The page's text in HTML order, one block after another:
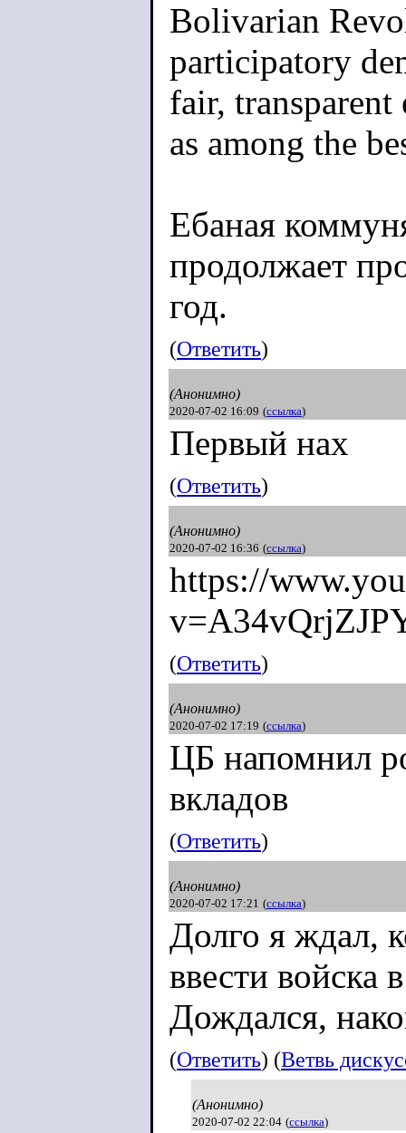
Bolivarian
participatory
fair, transparent
as among the
Ебаная
продолжает
год.
(Ответить)
(Анонимно)
2020-07-02 16:09 (ссылка)
Первый нах
(Ответить)
(Анонимно)
2020-07-02 16:36 (ссылка)
https://
v=A34vQrjZ
(Ответить)
(Анонимно)
2020-07-02 17:19 (ссылка)
ЦБ напомнил
вкладов
(Ответить)
(Анонимно)
2020-07-02 17:21 (ссылка)
Долго я ждал,
ввести войска
Дождался,
(Ответить) (Ветвь
(Анонимно)
2020-07-02 22:04 (ссылка)